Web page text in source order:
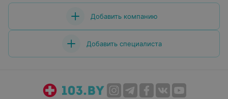
Добавить компанию
Добавить специалиста